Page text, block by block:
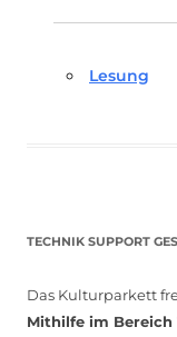
Lesung
TECHNIK SUPPORT
Das Kulturparkett
Mithilfe im Bereich